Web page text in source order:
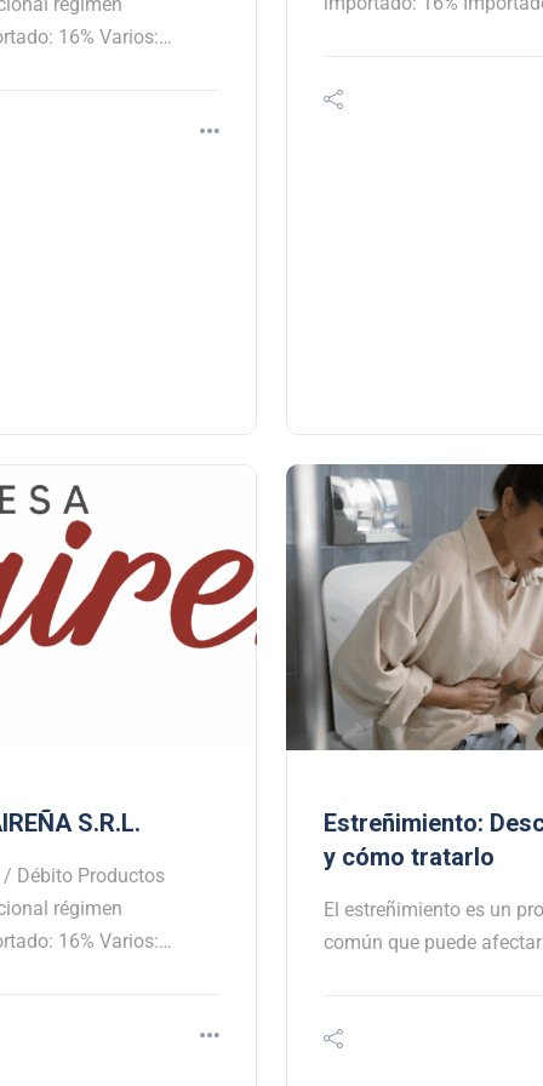
16% Varios:…
S.R.L.
Débito Productos
régimen
16% Varios:…
Estreñimiento:
y cómo tratarlo
El estreñimiento es un
común que puede